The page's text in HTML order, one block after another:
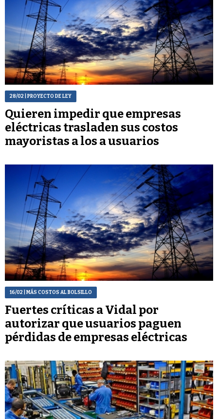
28/02 | PROYECTO DE LEY
Quieren impedir que empresas
eléctricas trasladen sus costos
mayoristas a los a usuarios
16/02 | MÁS COSTOS AL BOLSILLO
Fuertes críticas a Vidal por
autorizar que usuarios paguen
pérdidas de empresas eléctricas